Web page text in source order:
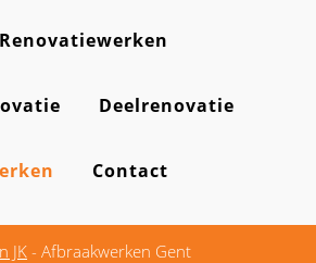
Renovatiewerken
Deelrenovatie
Contact
JK - Afbraakwerken Gent